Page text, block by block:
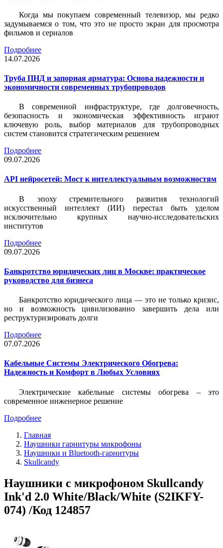
Когда мы покупаем современный телевизор, мы редко
задумываемся о том, что это не просто экран для просмотра
фильмов и сериалов
Подробнее
14.07.2026
Труба ПНД и запорная арматура: Основа надежности и
экономичности современных трубопроводов
В современной инфраструктуре, где долговечность,
безопасность и экономическая эффективность играют
ключевую роль, выбор материалов для трубопроводных
систем становится стратегическим решением
Подробнее
09.07.2026
API нейросетей: Мост к интеллектуальным возможностям
В эпоху стремительного развития технологий
искусственный интеллект (ИИ) перестал быть уделом
исключительно крупных научно-исследовательских
институтов
Подробнее
09.07.2026
Банкротство юридических лиц в Москве: практическое
руководство для бизнеса
Банкротство юридического лица — это не только кризис,
но и возможность цивилизованно завершить дела или
реструктуризировать долги
Подробнее
07.07.2026
Кабельные Системы Электрического Обогрева:
Надежность и Комфорт в Любых Условиях
Электрические кабельные системы обогрева – это
современное инженерное решение
Подробнее
Главная
Наушники гарнитуры микрофоны
Наушники и Bluetooth-гарнитуры
Skullcandy
Наушники с микрофоном Skullcandy
Ink'd 2.0 White/Black/White (S2IKFY-
074) /Код 124857